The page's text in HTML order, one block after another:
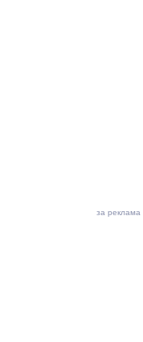
за реклама